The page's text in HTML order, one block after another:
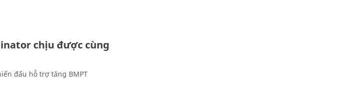
chịu được cùng
đấu hỗ trợ tăng BMPT